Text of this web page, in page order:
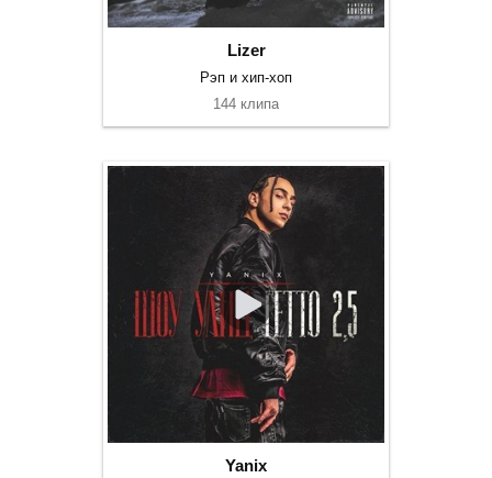
Lizer
Рэп и хип-хоп
144 клипа
Yanix